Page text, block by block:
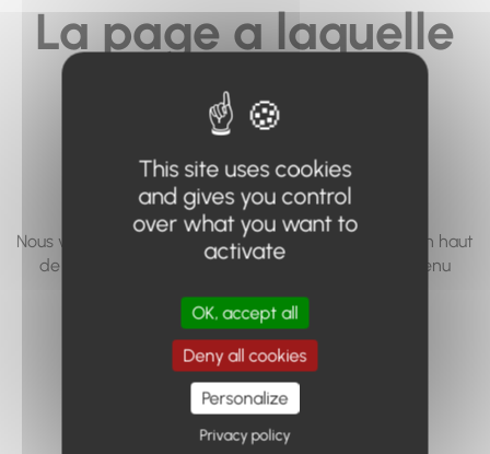
La page a laquelle
vous cherchez à
accéder n'existe
pas... ou plus.
Nous vous invitons à utiliser le moteur de recherche en haut
de page, ou à utiliser le menu pour trouver le contenu
Retour à l'accueil
This site uses cookies
and gives you control
over what you want to
activate
OK, accept all
Deny all cookies
Personalize
Privacy policy